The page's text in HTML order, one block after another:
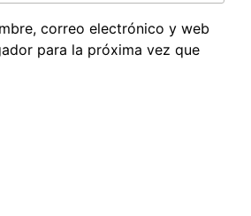
correo electrónico y web
para la próxima vez que